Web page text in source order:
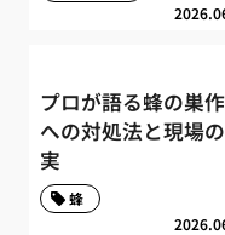
プロが語る蜂の巣
への対処法と現場
実
蜂